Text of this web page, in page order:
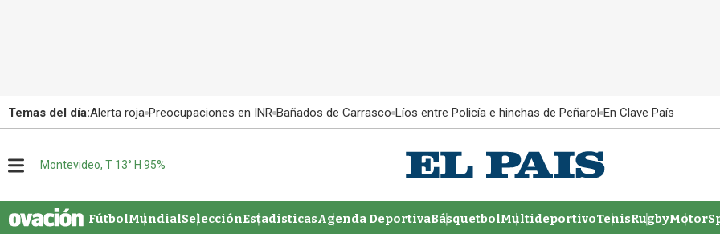
Temas del día:Alerta roja Preocupaciones en INR Bañados de Carrasco Líos entre Policía e hinchas de Peñarol En Clave País
u
Montevideo, T 13° H 95%
FútbolMundialSelecciónEstadisticasAgenda DeportivaBásquetbolMultideportivoTenisRugby